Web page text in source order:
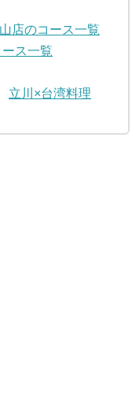
店のコース一覧
ス一覧
立川×台湾料理